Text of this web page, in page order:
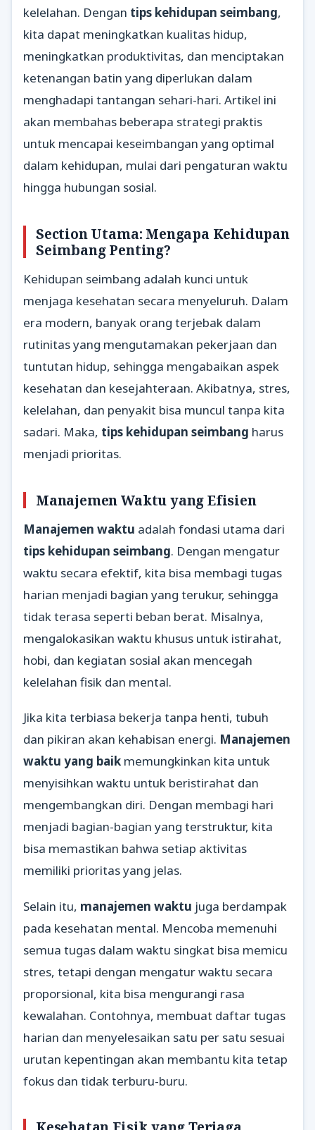
kelelahan. Dengan tips kehidupan seimbang,
kita dapat meningkatkan kualitas hidup,
meningkatkan produktivitas, dan menciptakan
ketenangan batin yang diperlukan dalam
menghadapi tantangan sehari-hari. Artikel ini
akan membahas beberapa strategi praktis
untuk mencapai keseimbangan yang optimal
dalam kehidupan, mulai dari pengaturan waktu
hingga hubungan sosial.
Section Utama: Mengapa Kehidupan
Seimbang Penting?
Kehidupan seimbang adalah kunci untuk
menjaga kesehatan secara menyeluruh. Dalam
era modern, banyak orang terjebak dalam
rutinitas yang mengutamakan pekerjaan dan
tuntutan hidup, sehingga mengabaikan aspek
kesehatan dan kesejahteraan. Akibatnya, stres,
kelelahan, dan penyakit bisa muncul tanpa kita
sadari. Maka, tips kehidupan seimbang harus
menjadi prioritas.
Manajemen Waktu yang Efisien
Manajemen waktu adalah fondasi utama dari
tips kehidupan seimbang. Dengan mengatur
waktu secara efektif, kita bisa membagi tugas
harian menjadi bagian yang terukur, sehingga
tidak terasa seperti beban berat. Misalnya,
mengalokasikan waktu khusus untuk istirahat,
hobi, dan kegiatan sosial akan mencegah
kelelahan fisik dan mental.
Jika kita terbiasa bekerja tanpa henti, tubuh
dan pikiran akan kehabisan energi. Manajemen
waktu yang baik memungkinkan kita untuk
menyisihkan waktu untuk beristirahat dan
mengembangkan diri. Dengan membagi hari
menjadi bagian-bagian yang terstruktur, kita
bisa memastikan bahwa setiap aktivitas
memiliki prioritas yang jelas.
Selain itu, manajemen waktu juga berdampak
pada kesehatan mental. Mencoba memenuhi
semua tugas dalam waktu singkat bisa memicu
stres, tetapi dengan mengatur waktu secara
proporsional, kita bisa mengurangi rasa
kewalahan. Contohnya, membuat daftar tugas
harian dan menyelesaikan satu per satu sesuai
urutan kepentingan akan membantu kita tetap
fokus dan tidak terburu-buru.